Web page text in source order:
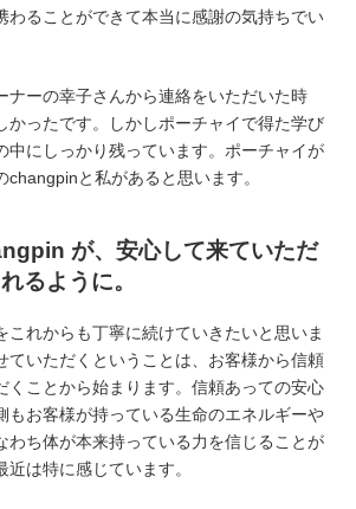
わることができて本当に感謝の気持ちでい
ナーの幸子さんから連絡をいただいた時
かったです。しかしポーチャイで得た学び
中にしっかり残っています。ポーチャイが
changpinと私があると思います。
が、安心して来ていただ
るように。
これからも丁寧に続けていきたいと思いま
ていただくということは、お客様から信頼
くことから始まります。信頼あっての安心
もお客様が持っている生命のエネルギーや
わち体が本来持っている力を信じることが
は特に感じています。